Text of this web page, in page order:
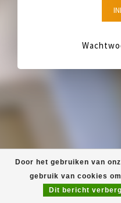
Door het gebruiken van
gebruik van cookies
Dit bericht